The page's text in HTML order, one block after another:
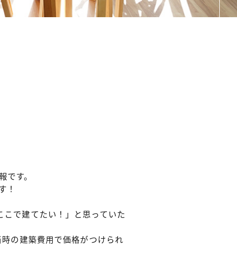
す。
！
で建てたい！」と思っていた
の建築費用で価格がつけられ